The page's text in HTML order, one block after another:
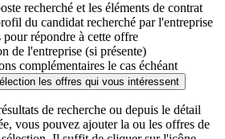
recherché et les éléments de contrat
du candidat recherché par l'entreprise
pour répondre à cette offre
de l'entreprise (si présente)
complémentaires le cas échéant
les offres qui vous intéressent
de recherche ou depuis le détail
vous pouvez ajouter la ou les offres de